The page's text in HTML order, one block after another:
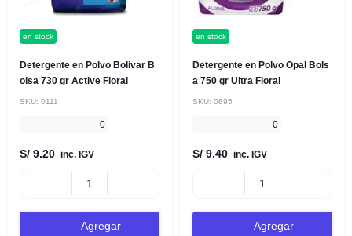
en stock
Detergente en Polvo Bolivar B
olsa 730 gr Active Floral
SKU: 0111
0
S/ 9.20 inc. IGV
Agregar
en stock
Detergente en Polvo Opal Bols
a 750 gr Ultra Floral
SKU: 0895
0
S/ 9.40 inc. IGV
Agregar